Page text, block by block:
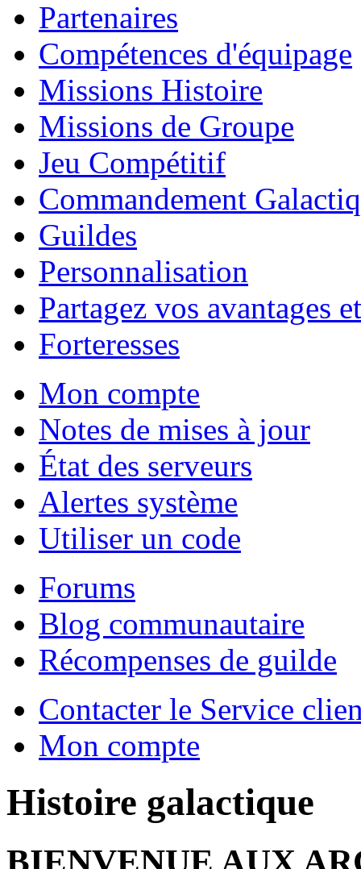
Partenaires
Compétences d'équipage
Missions Histoire
Missions de Groupe
Jeu Compétitif
Commandement
Guildes
Personnalisation
Partagez vos avantages
Forteresses
Mon compte
Notes de mises à jour
État des serveurs
Alertes système
Utiliser un code
Forums
Blog communautaire
Récompenses de guilde
Contacter le Service
Mon compte
Histoire galactique
BIENVENUE AUX